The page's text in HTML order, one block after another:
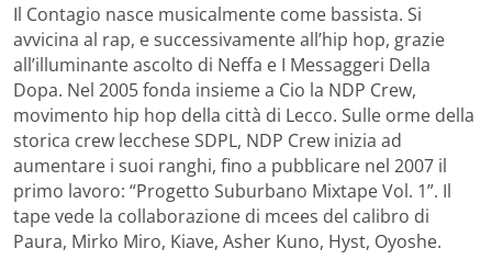
Il Contagio nasce musicalmente come bassista. Si
avvicina al rap, e successivamente all’hip hop, grazie
all’illuminante ascolto di Neffa e I Messaggeri Della
Dopa. Nel 2005 fonda insieme a Cio la NDP Crew,
movimento hip hop della città di Lecco. Sulle orme della
storica crew lecchese SDPL, NDP Crew inizia ad
aumentare i suoi ranghi, fino a pubblicare nel 2007 il
primo lavoro: “Progetto Suburbano Mixtape Vol. 1”. Il
tape vede la collaborazione di mcees del calibro di
Paura, Mirko Miro, Kiave, Asher Kuno, Hyst, Oyoshe.